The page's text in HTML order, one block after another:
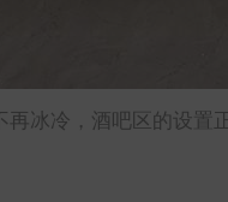
冰冷，酒吧区的设